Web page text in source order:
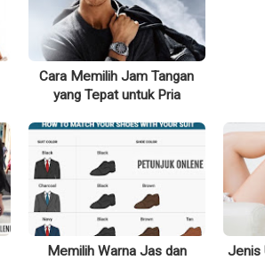
Cara Memilih Jam Tangan
yang Tepat untuk Pria
Memilih Warna Jas dan
Jenis